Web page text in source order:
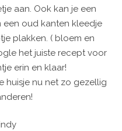
aan. Ook kan je een
een oud kanten kleedje
plakken. ( bloem en
het juiste recept voor
erin en klaar!
huisje nu net zo gezellig